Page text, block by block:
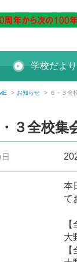
学校だより
> お知らせ > ６・３全
３全校集
本
て
大